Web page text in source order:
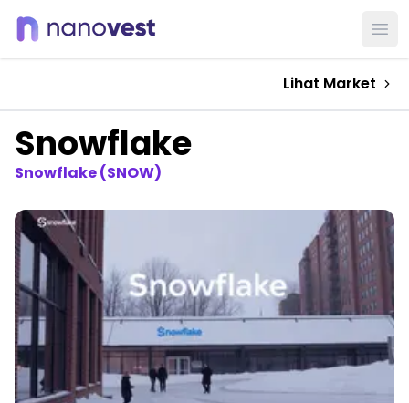
Lihat Market
Snowflake
Snowflake (SNOW)